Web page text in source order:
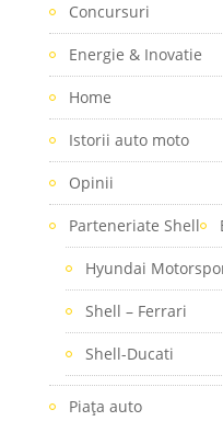
Concursuri
Energie & Inovatie
Home
Istorii auto moto
Opinii
Parteneriate Shell
Hyundai
Shell – Ferrari
Shell-Ducati
Piaţa auto